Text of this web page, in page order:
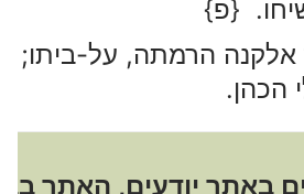
{פ}
אלקנה הרמתה, על-ביתו;
הכהן.
באתר יודעים, האתר